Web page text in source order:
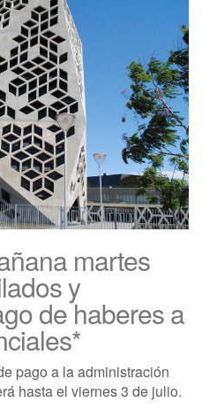
martes
y
de haberes a
pago a la administración
hasta el viernes 3 de julio.